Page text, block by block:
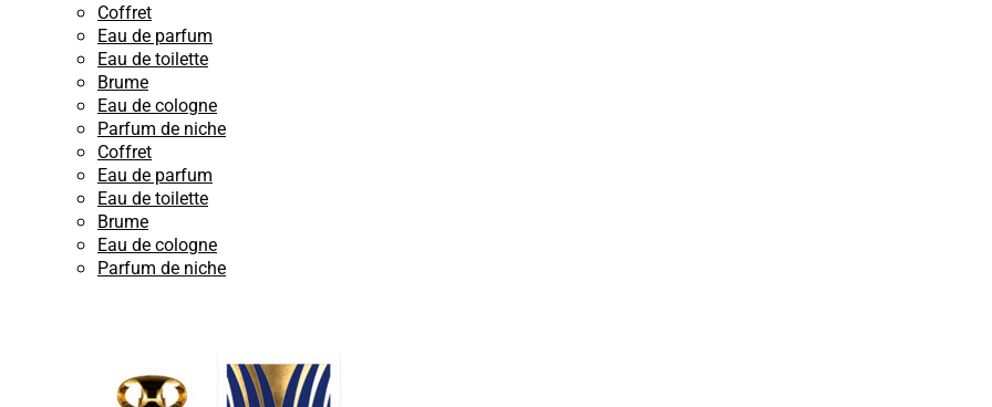
Coffret
Eau de parfum
Eau de toilette
Brume
Eau de cologne
Parfum de niche
Coffret
Eau de parfum
Eau de toilette
Brume
Eau de cologne
Parfum de niche